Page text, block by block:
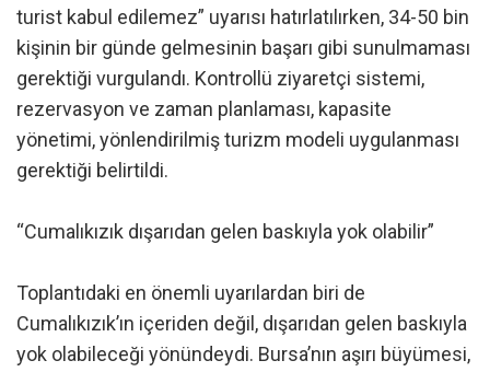
turist kabul edilemez” uyarısı hatırlatılırken, 34-50 bin
kişinin bir günde gelmesinin başarı gibi sunulmaması
gerektiği vurgulandı. Kontrollü ziyaretçi sistemi,
rezervasyon ve zaman planlaması, kapasite
yönetimi, yönlendirilmiş turizm modeli uygulanması
gerektiği belirtildi.
“Cumalıkızık dışarıdan gelen baskıyla yok olabilir”
Toplantıdaki en önemli uyarılardan biri de
Cumalıkızık’ın içeriden değil, dışarıdan gelen baskıyla
yok olabileceği yönündeydi. Bursa’nın aşırı büyümesi,